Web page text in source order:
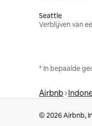
Seattle
Verblijven van
* In bepaalde
Airbnb
© 2026 Airbnb,